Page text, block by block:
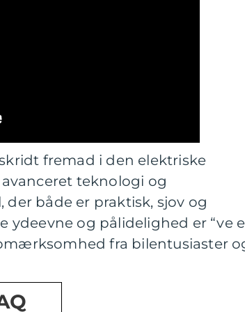
fremad i den elektriske
teknologi og
både er praktisk, sjov og
ydeevne og pålidelighed er “ve e
fra bilentusiaster